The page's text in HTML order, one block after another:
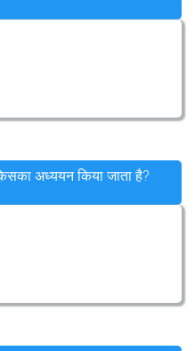
अध्ययन किया जाता है?